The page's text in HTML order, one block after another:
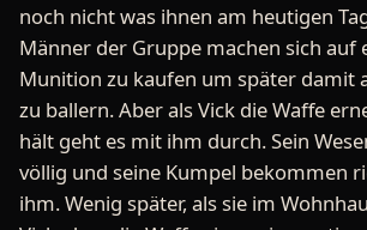
noch nicht was ihnen am heutigen
Männer der Gruppe machen sich auf
Munition zu kaufen um später damit
zu ballern. Aber als Vick die Waffe
hält geht es mit ihm durch. Sein
völlig und seine Kumpel bekommen
ihm. Wenig später, als sie im